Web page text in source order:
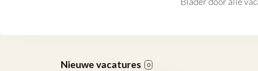
Nieuwe vacatures 0